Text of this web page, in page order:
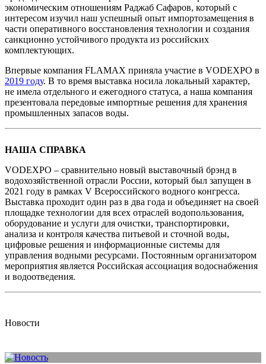
экономическим отношениям Раджаб Сафаров, который с
интересом изучил наш успешный опыт импортозамещения в
части оперативного восстановления технологии и создания
санкционно устойчивого продукта из российских
комплектующих.
Впервые компания FLAMAX приняла участие в VODEXPO в
2019 году. В то время выставка носила локальный характер,
не имела отдельного и ежегодного статуса, а наша компания
презентовала передовые импортные решения для хранения
промышленных запасов воды.
НАША СПРАВКА
VODEXPO – сравнительно новый выставочный брэнд в
водохозяйственной отрасли России, который был запущен в
2021 году в рамках V Всероссийского водного конгресса.
Выставка проходит один раз в два года и объединяет на своей
площадке технологии для всех отраслей водопользования,
оборудование и услуги для очистки, транспортировки,
анализа и контроля качества питьевой и сточной воды,
цифровые решения и информационные системы для
управления водными ресурсами. Постоянным организатором
мероприятия является Российская ассоциация водоснабжения
и водоотведения.
Новости